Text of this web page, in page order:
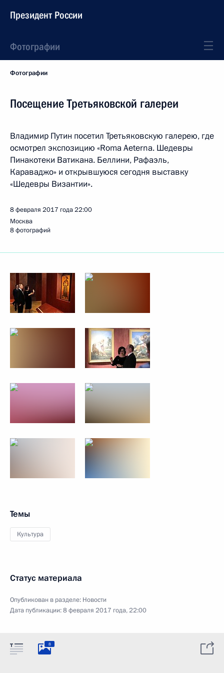
Президент России
Фотографии
Фотографии
Посещение Третьяковской галереи
Владимир Путин посетил Третьяковскую галерею, где
осмотрел экспозицию «Roma Aeterna. Шедевры
Пинакотеки Ватикана. Беллини, Рафаэль,
Караваджо» и открывшуюся сегодня выставку
«Шедевры Византии».
8 февраля 2017 года22:00
Москва
8 фотографий
Темы
Культура
Статус материала
Опубликован в разделе: Новости
Дата публикации:8 февраля 2017 года, 22:00
8